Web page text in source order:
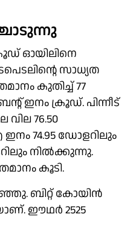
ഓയിലിനെ
സാധ്യത
കുതിച്ച് 77
ഇനം ക്രൂഡ്. പിന്നീട്
76.50
74.95 ഡോളറിലും
നിൽക്കുന്നു.
കൂടി.
ബിറ്റ് കോയിൻ
ഈഥർ 2525